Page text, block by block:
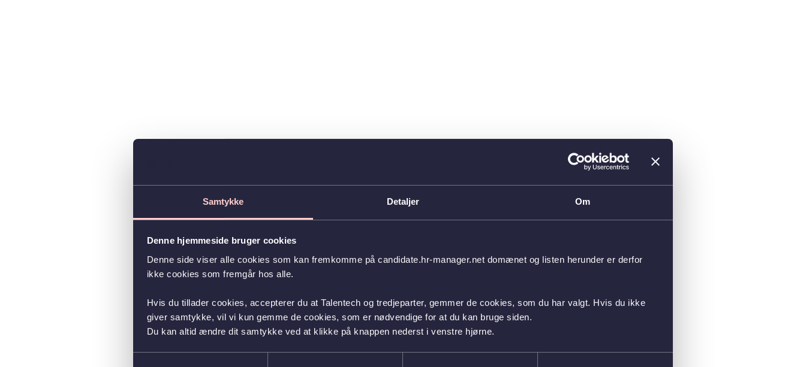
Samtykke Detaljer Om
Denne hjemmeside bruger cookies
Denne side viser alle cookies som kan fremkomme på candidate.hr-manager.net domænet og listen herunder er derfor
ikke cookies som fremgår hos alle.
Hvis du tillader cookies, accepterer du at Talentech og tredjeparter, gemmer de cookies, som du har valgt. Hvis du ikke
giver samtykke, vil vi kun gemme de cookies, som er nødvendige for at du kan bruge siden.
Du kan altid ændre dit samtykke ved at klikke på knappen nederst i venstre hjørne.